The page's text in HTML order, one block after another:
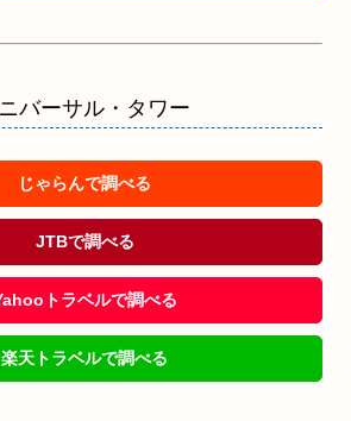
バーサル・タワー
じゃらんで調べる
JTBで調べる
トラベルで調べる
楽天トラベルで調べる